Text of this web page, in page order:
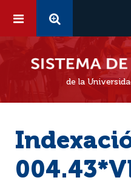
de la